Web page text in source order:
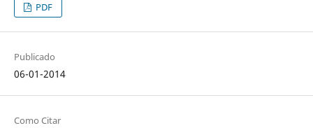
PDF
Publicado
06-01-2014
Como Citar